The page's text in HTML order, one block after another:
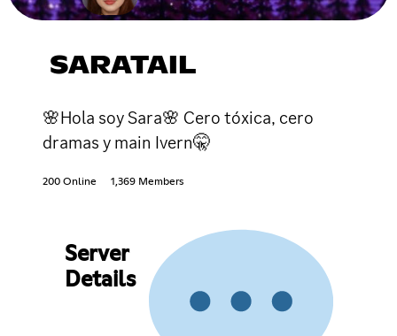
SARATAIL
🌸Hola soy Sara🌸 Cero tóxica, cero
dramas y main Ivern🤫
200 Online 1,369 Members
Server
Details